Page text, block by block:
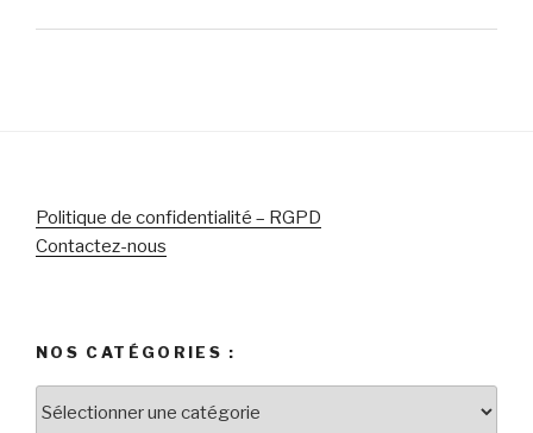
Sony
Batman
Le
chef-
pour
célébrer
le
Politique de confidentialité – RGPD
Contactez-nous
NOS CATÉGORIES :